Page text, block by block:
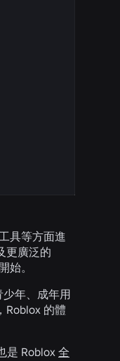
具等方面進
更廣泛的
始。
年、成年用
Roblox 的體
是 Roblox 全